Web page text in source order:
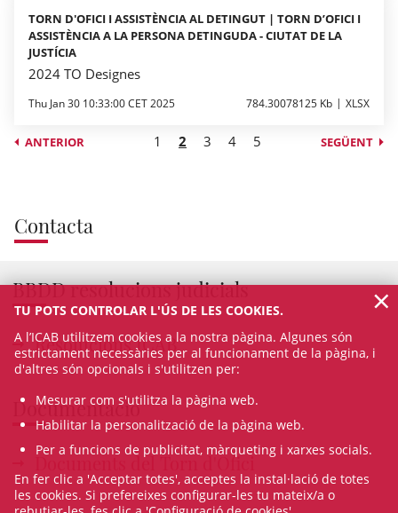
TORN D'OFICI I ASSISTÈNCIA AL DETINGUT | TORN D’OFICI I
ASSISTÈNCIA A LA PERSONA DETINGUDA - CIUTAT DE LA
JUSTÍCIA
2024 TO Designes
Thu Jan 30 10:33:00 CET 2025 784.30078125 Kb XLSX
ANTERIOR 1 2 3 4 5 SEGÜENT
Contacta
BBDD resolucions judicials
Resolucions ICAB
Documentació
Documents del Torn d'Ofici
TU POTS CONTROLAR L'ÚS DE LES COOKIES.
A l’ICAB utilitzem cookies a la nostra pàgina. Algunes són
estrictament necessàries per al funcionament de la pàgina, i
d'altres són opcionals i s'utilitzen per:
Mesurar com s'utilitza la pàgina web.
Habilitar la personalització de la pàgina web.
Per a funcions de publicitat, màrqueting i xarxes socials.
En fer clic a 'Acceptar totes', acceptes la instal·lació de totes
les cookies. Si prefereixes configurar-les tu mateix/a o
×